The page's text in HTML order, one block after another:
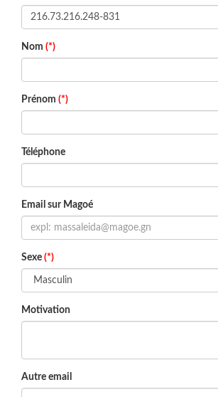
Nom (*)
Prénom (*)
Téléphone
Email sur Magoé
Sexe (*)
Motivation
Autre email